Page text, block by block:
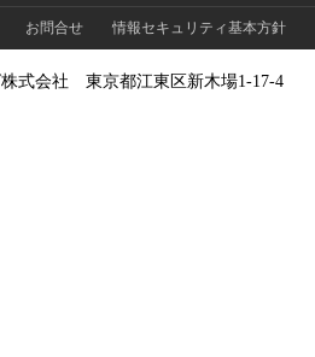
お問合せ 情報セキュリティ基本方針
式会社 東京都江東区新木場1-17-4